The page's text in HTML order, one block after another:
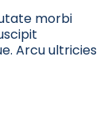
morbi
Arcu ultricies